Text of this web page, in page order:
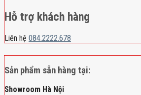
Hỗ trợ khách hàng
Liên hệ 084.2222.678
Sản phẩm sẵn hàng tại:
Showroom Hà Nội